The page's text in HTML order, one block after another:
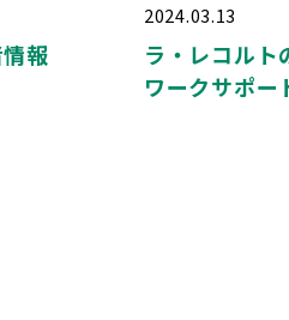
報
2024.03.13
ラ・レコルト
ワークサポ